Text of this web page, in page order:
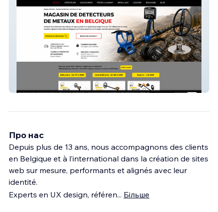
Belgique Détection
Про нас
Depuis plus de 13 ans, nous accompagnons des clients
en Belgique et à l’international dans la création de sites
web sur mesure, performants et alignés avec leur
identité.
Experts en UX design, référen... Більше